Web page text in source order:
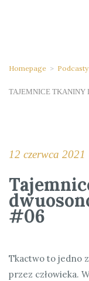
Homepage > Podcasty
TAJEMNICE TKANINY
12 czerwca 2021
#06
Tkactwo to jedno
przez człowieka.